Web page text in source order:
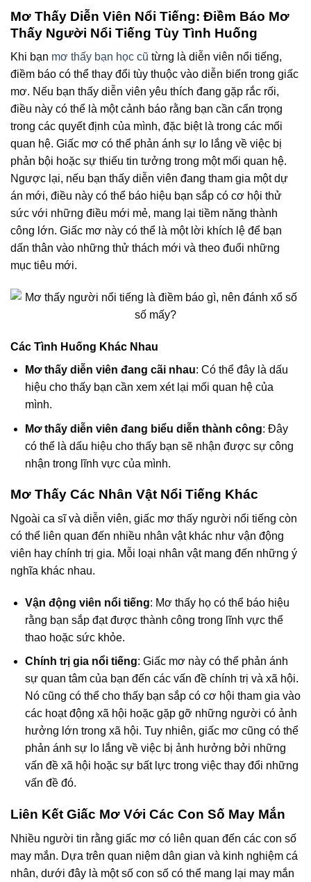
Mơ Thấy Diễn Viên Nổi Tiếng: Điềm Báo Mơ
Thấy Người Nổi Tiếng Tùy Tình Huống
Khi bạn mơ thấy bạn học cũ từng là diễn viên nổi tiếng,
điềm báo có thể thay đổi tùy thuộc vào diễn biến trong giấc
mơ. Nếu bạn thấy diễn viên yêu thích đang gặp rắc rối,
điều này có thể là một cảnh báo rằng bạn cần cẩn trọng
trong các quyết định của mình, đặc biệt là trong các mối
quan hệ. Giấc mơ có thể phản ánh sự lo lắng về việc bị
phản bội hoặc sự thiếu tin tưởng trong một mối quan hệ.
Ngược lại, nếu bạn thấy diễn viên đang tham gia một dự
án mới, điều này có thể báo hiệu bạn sắp có cơ hội thử
sức với những điều mới mẻ, mang lại tiềm năng thành
công lớn. Giấc mơ này có thể là một lời khích lệ để bạn
dấn thân vào những thử thách mới và theo đuổi những
mục tiêu mới.
Các Tình Huống Khác Nhau
Mơ thấy diễn viên đang cãi nhau: Có thể đây là dấu
hiệu cho thấy bạn cần xem xét lại mối quan hệ của
mình.
Mơ thấy diễn viên đang biểu diễn thành công: Đây
có thể là dấu hiệu cho thấy bạn sẽ nhận được sự công
nhận trong lĩnh vực của mình.
Mơ Thấy Các Nhân Vật Nổi Tiếng Khác
Ngoài ca sĩ và diễn viên, giấc mơ thấy người nổi tiếng còn
có thể liên quan đến nhiều nhân vật khác như vận động
viên hay chính trị gia. Mỗi loại nhân vật mang đến những ý
nghĩa khác nhau.
Vận động viên nổi tiếng: Mơ thấy họ có thể báo hiệu
rằng bạn sắp đạt được thành công trong lĩnh vực thể
thao hoặc sức khỏe.
Chính trị gia nổi tiếng: Giấc mơ này có thể phản ánh
sự quan tâm của bạn đến các vấn đề chính trị và xã hội.
Nó cũng có thể cho thấy bạn sắp có cơ hội tham gia vào
các hoạt động xã hội hoặc gặp gỡ những người có ảnh
hưởng lớn trong xã hội. Tuy nhiên, giấc mơ cũng có thể
phản ánh sự lo lắng về việc bị ảnh hưởng bởi những
vấn đề xã hội hoặc sự bất lực trong việc thay đổi những
vấn đề đó.
Liên Kết Giấc Mơ Với Các Con Số May Mắn
Nhiều người tin rằng giấc mơ có liên quan đến các con số
may mắn. Dựa trên quan niệm dân gian và kinh nghiệm cá
nhân, dưới đây là một số con số có thể mang lại may mắn